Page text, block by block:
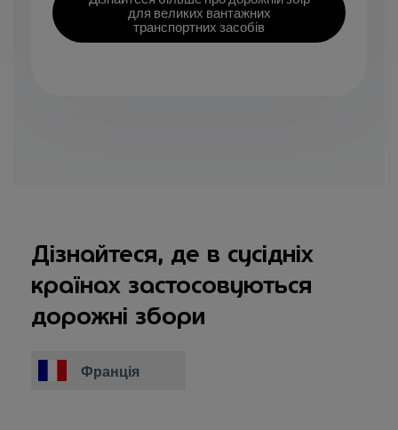
для великих вантажних
транспортних засобів
Дізнайтеся, де в сусідніх
країнах застосовуються
дорожні збори
Франція